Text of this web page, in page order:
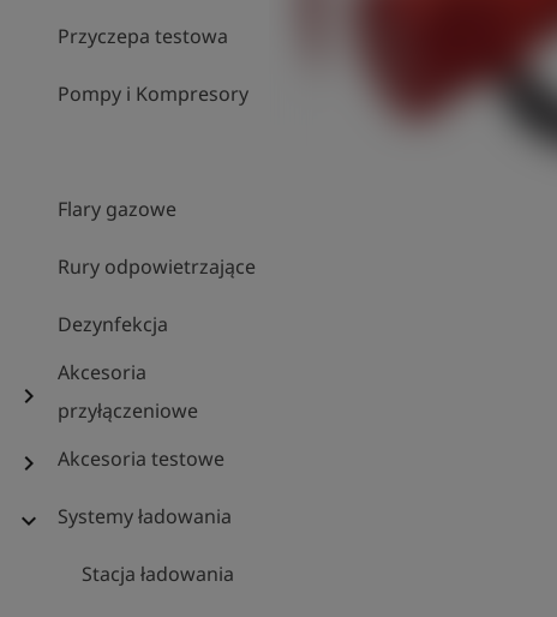
Przyczepa testowa
Pompy i Kompresory
Flary gazowe
Rury odpowietrzające
Dezynfekcja
chevron_right
Akcesoria
przyłączeniowe
chevron_right Akcesoria testowe
expand_more Systemy ładowania
Stacja ładowania